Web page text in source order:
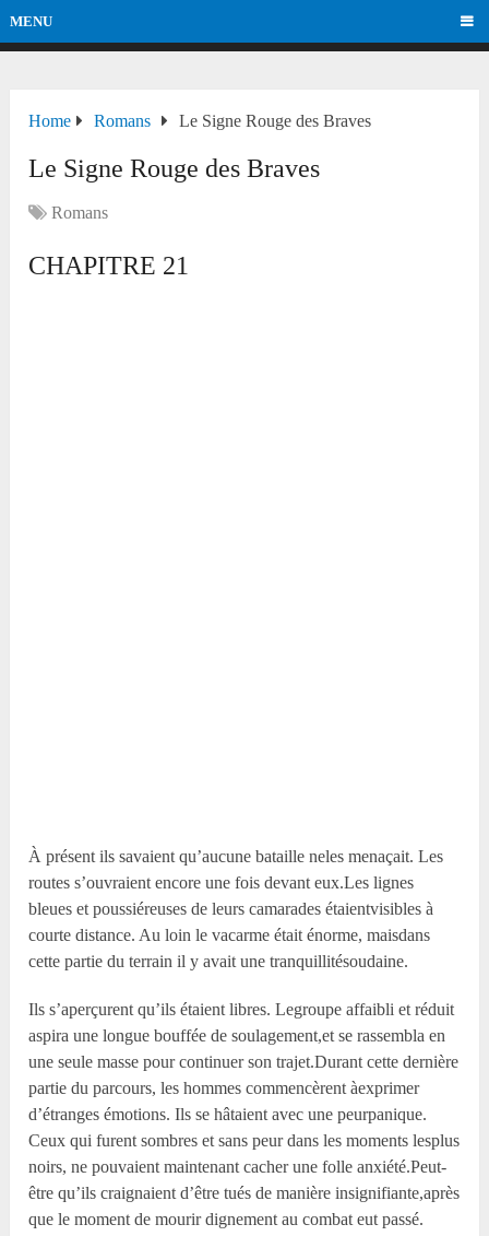
MENU
Home Romans Le Signe Rouge des Braves
Le Signe Rouge des Braves
Romans
CHAPITRE 21
À présent ils savaient qu’aucune bataille neles menaçait. Les
routes s’ouvraient encore une fois devant eux.Les lignes
bleues et poussiéreuses de leurs camarades étaientvisibles à
courte distance. Au loin le vacarme était énorme, maisdans
cette partie du terrain il y avait une tranquillitésoudaine.
Ils s’aperçurent qu’ils étaient libres. Legroupe affaibli et réduit
aspira une longue bouffée de soulagement,et se rassembla en
une seule masse pour continuer son trajet.Durant cette dernière
partie du parcours, les hommes commencèrent àexprimer
d’étranges émotions. Ils se hâtaient avec une peurpanique.
Ceux qui furent sombres et sans peur dans les moments lesplus
noirs, ne pouvaient maintenant cacher une folle anxiété.Peut-
être qu’ils craignaient d’être tués de manière insignifiante,après
que le moment de mourir dignement au combat eut passé.